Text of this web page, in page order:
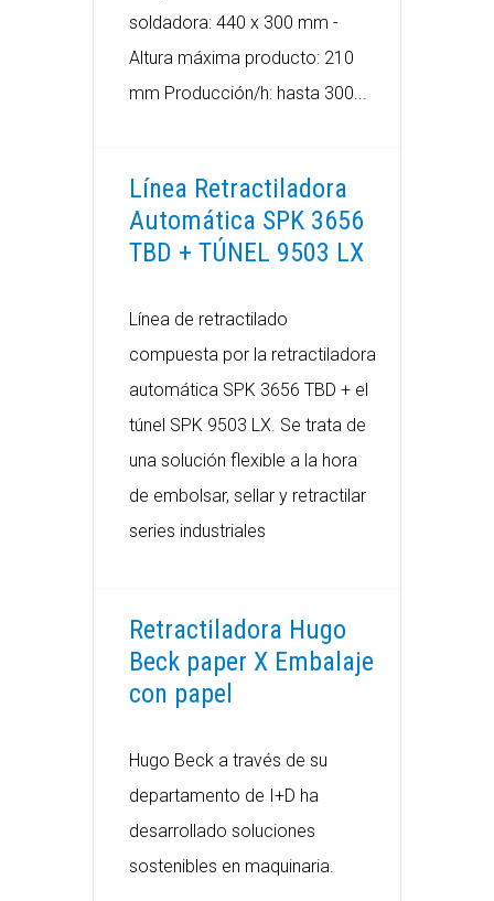
soldadora: 440 x 300 mm -
Altura máxima producto: 210
mm Producción/h: hasta 300...
Línea Retractiladora
Automática SPK 3656
TBD + TÚNEL 9503 LX
Línea de retractilado
compuesta por la retractiladora
automática SPK 3656 TBD + el
túnel SPK 9503 LX. Se trata de
una solución flexible a la hora
de embolsar, sellar y retractilar
series industriales
Retractiladora Hugo
Beck paper X Embalaje
con papel
Hugo Beck a través de su
departamento de I+D ha
desarrollado soluciones
sostenibles en maquinaria.